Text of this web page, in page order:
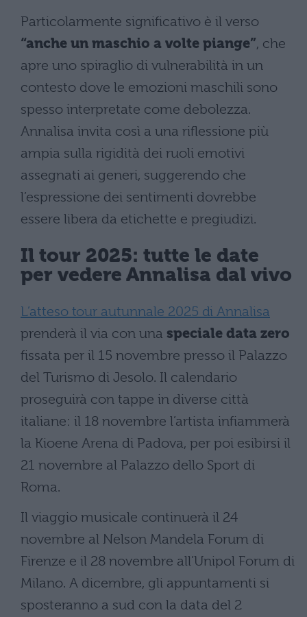
Particolarmente significativo è il verso
“anche un maschio a volte piange”, che
apre uno spiraglio di vulnerabilità in un
contesto dove le emozioni maschili sono
spesso interpretate come debolezza.
Annalisa invita così a una riflessione più
ampia sulla rigidità dei ruoli emotivi
assegnati ai generi, suggerendo che
l’espressione dei sentimenti dovrebbe
essere libera da etichette e pregiudizi.
Il tour 2025: tutte le date
per vedere Annalisa dal vivo
L’atteso tour autunnale 2025 di Annalisa
prenderà il via con una speciale data zero
fissata per il 15 novembre presso il Palazzo
del Turismo di Jesolo. Il calendario
proseguirà con tappe in diverse città
italiane: il 18 novembre l’artista infiammerà
la Kioene Arena di Padova, per poi esibirsi il
21 novembre al Palazzo dello Sport di
Roma.
Il viaggio musicale continuerà il 24
novembre al Nelson Mandela Forum di
Firenze e il 28 novembre all’Unipol Forum di
Milano. A dicembre, gli appuntamenti si
sposteranno a sud con la data del 2